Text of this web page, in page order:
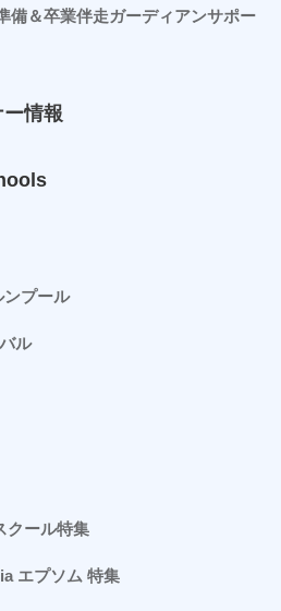
備＆卒業伴走ガーディアンサポー
情報
プール
ル
クール特集
エプソム 特集